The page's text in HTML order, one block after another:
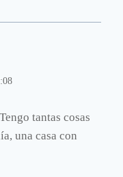
tantas cosas
una casa con